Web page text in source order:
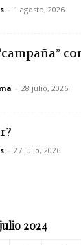
- 1 agosto, 2026
- 28 julio, 2026
- 27 julio, 2026
julio 2024